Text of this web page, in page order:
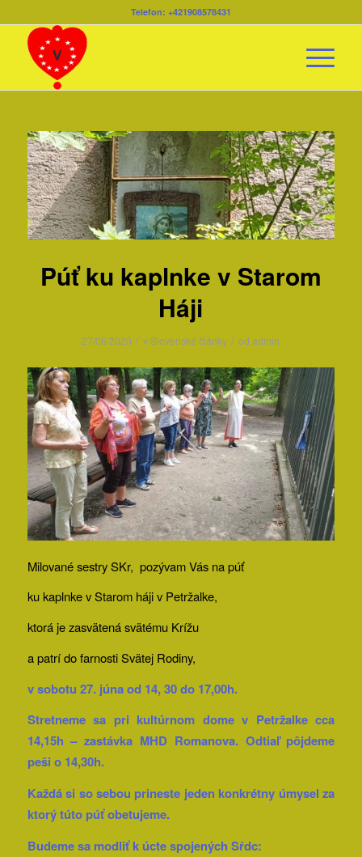
Telefon: +421908578431
Púť ku kaplnke v Starom
Háji
27/06/2020 / vSlovenské články / odadmin
Milované sestry SKr, pozývam Vás na púť
ku kaplnke v Starom háji v Petržalke,
ktorá je zasvätená svätému Krížu
a patrí do farnosti Svätej Rodiny,
v sobotu 27. júna od 14, 30 do 17,00h.
Stretneme sa pri kultúrnom dome v Petržalke cca
14,15h – zastávka MHD Romanova. Odtiaľ pôjdeme
peši o 14,30h.
Každá si so sebou prineste jeden konkrétny úmysel za
ktorý túto púť obetujeme.
Budeme sa modliť k úcte spojených Sŕdc: